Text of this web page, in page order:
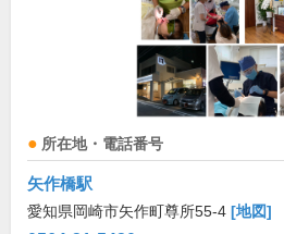
所在地・電話番号
矢作橋駅
愛知県岡崎市矢作町尊所55-4 [地図]